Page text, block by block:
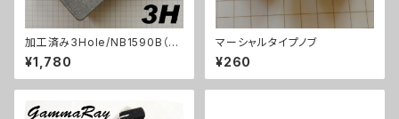
加工済み3Hole/NB1590B（11
2x61x32mm）アルミダイキャス
トケース
¥1,780
マーシャルタイプノブ
¥260